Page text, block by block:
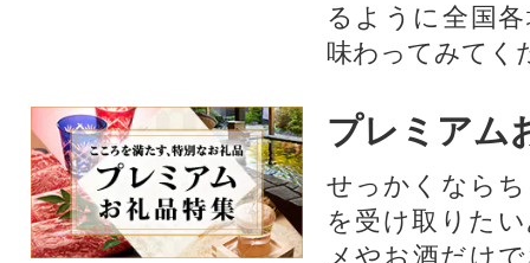
るように全国
味わってみてく
プレミアム
せっかくなら
を受け取りた
メやお酒だけ